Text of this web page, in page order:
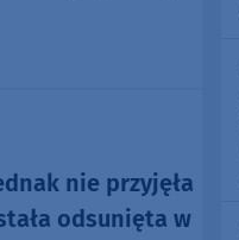
nie przyjęła
odsunięta w